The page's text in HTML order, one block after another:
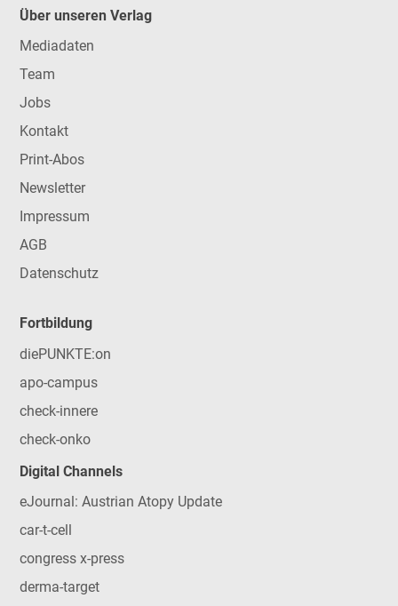
Über unseren Verlag
Mediadaten
Team
Jobs
Kontakt
Print-Abos
Newsletter
Impressum
AGB
Datenschutz
Fortbildung
diePUNKTE:on
apo-campus
check-innere
check-onko
Digital Channels
eJournal: Austrian Atopy Update
car-t-cell
congress x-press
derma-target